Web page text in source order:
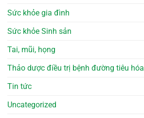
Sức khỏe gia đình
Sức khỏe Sinh sản
Tai, mũi, họng
Thảo dược điều trị bệnh đường tiêu hóa
Tin tức
Uncategorized